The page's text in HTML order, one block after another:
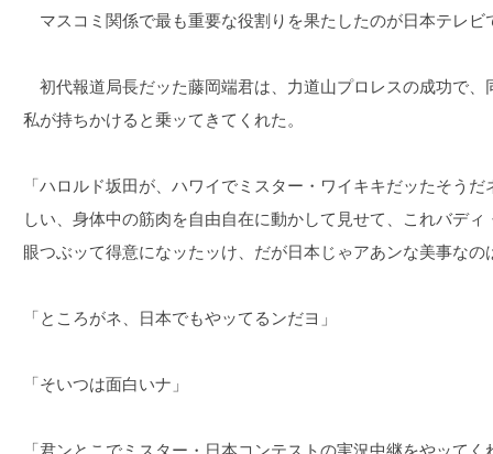
マスコミ関係で最も重要な役割りを果たしたのが日本テレビ
初代報道局長だッた藤岡端君は、力道山プロレスの成功で、
私が持ちかけると乗ッてきてくれた。
「ハロルド坂田が、ハワイでミスター・ワイキキだッたそう
しい、身体中の筋肉を自由自在に動かして見せて、これバデ
眼つぶッて得意になッたッけ、だが日本じゃアあンな美事なの
「ところがネ、日本でもやッてるンだヨ」
「そいつは面白いナ」